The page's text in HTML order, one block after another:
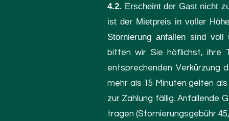
4.2. Erscheint der Gast nicht
ist der Mietpreis in voller
Stornierung anfallen sind
bitten wir Sie höflichst, ihre
entsprechenden Verkürzung
mehr als 15 Minuten gelten
zur Zahlung fällig. Anfallende
tragen (Stornierungsgebühr